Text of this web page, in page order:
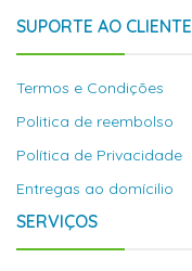
SUPORTE AO CLIENTE
Termos e Condições
Politica de reembolso
Política de Privacidade
Entregas ao domícilio
SERVIÇOS